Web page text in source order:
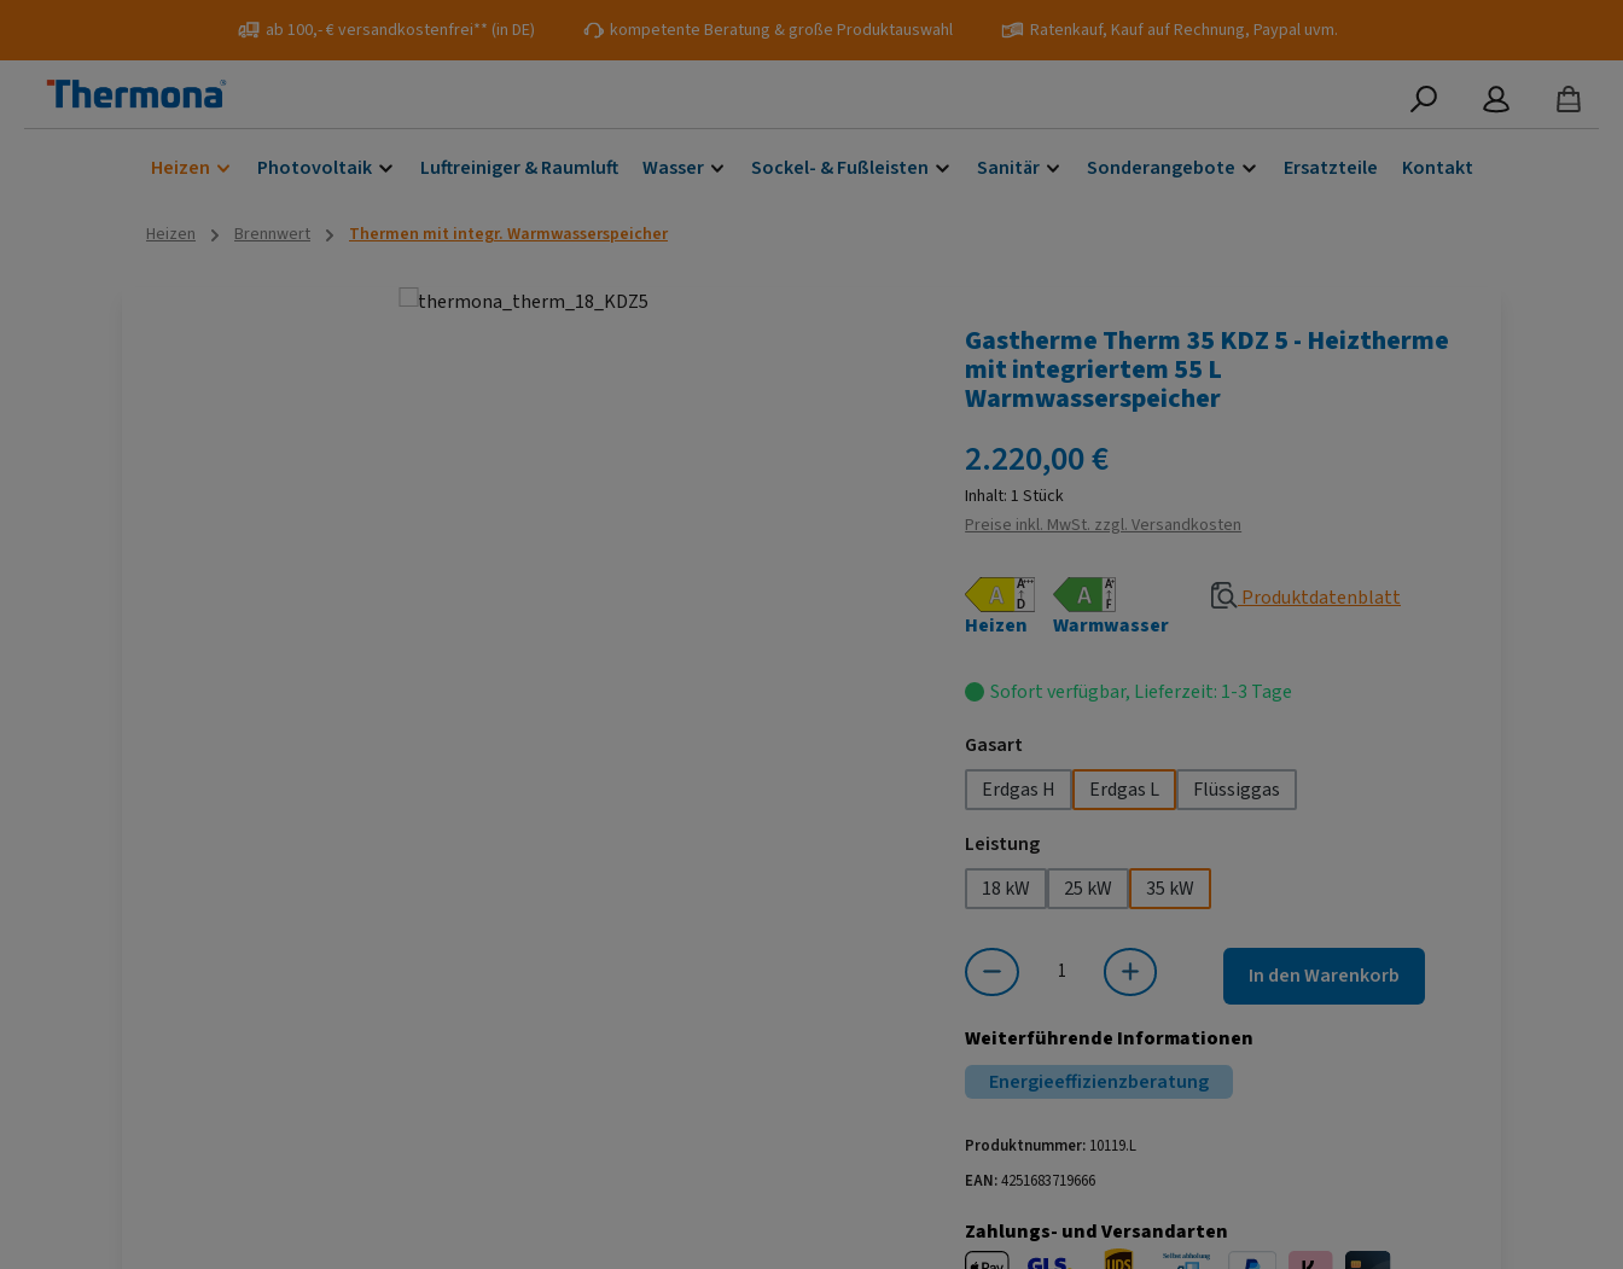
Zur Hauptnavigation springenab 100,- € versandkostenfrei** (in DE) kompetente Beratung & große Produktauswahl Ratenkauf, Kauf auf Rechnung, Paypal uvm.
Heizen Photovoltaik Luftreiniger & Raumluft Wasser Sockel- & Fußleisten Sanitär Sonderangebote Ersatzteile Kontakt
Heizen Brennwert Thermen mit integr. Warmwasserspeicher
Gastherme Therm 35 KDZ 5 - Heiztherme
mit integriertem 55 L
Warmwasserspeicher
Regulärer Preis:
2.220,00 €
Inhalt:1 Stück
Preise inkl. MwSt. zzgl. Versandkosten
Heizen Warmwasser
Produktdatenblatt
Sofort verfügbar, Lieferzeit: 1-3 Tage
Gasart
Erdgas H
Erdgas L Flüssiggas
Leistungauswählen
18 kW
25 kW 35 kW
Produkt Anzahl: Gib den gewünschten Wert ein oder benutze die Schaltflächen um die
In den Warenkorb
Weiterführende Informationen
Energieeffizienzberatung
Produktnummer: 10119.L
EAN:4251683719666
Zahlungs- und Versandarten